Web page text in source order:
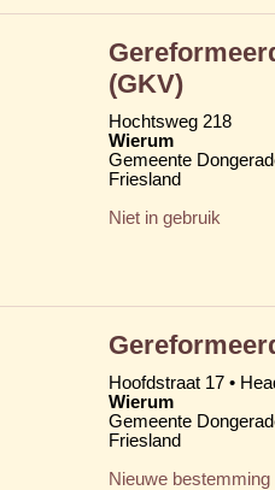
(GKV)
Hochtsweg 218
Wierum
Gemeente
Friesland
Niet in gebruik
Hoofdstraat 17 •
Wierum
Gemeente
Friesland
Nieuwe bestemming